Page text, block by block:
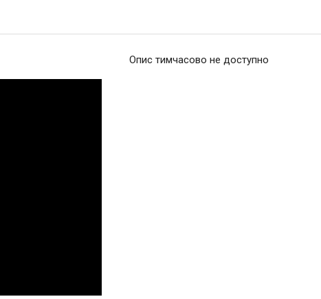
Опис тимчасово не доступно